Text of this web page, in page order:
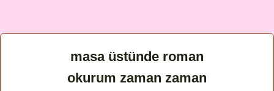
masa üstünde roman
okurum zaman zaman